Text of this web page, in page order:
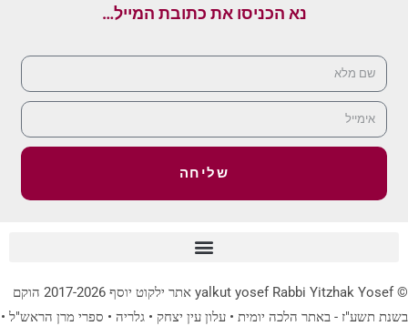
נא הכניסו את כתובת המייל…
שליחה
© yalkut yosef Rabbi Yitzhak Yosef אתר ילקוט יוסף 2017-2026 הוקם
בשנת תשע"ז - באתר הלכה יומית • עלון עין יצחק • גלריה • ספרי מרן הראש"ל •